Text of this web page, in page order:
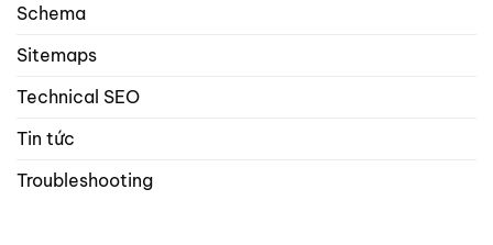
Schema
Sitemaps
Technical SEO
Tin tức
Troubleshooting